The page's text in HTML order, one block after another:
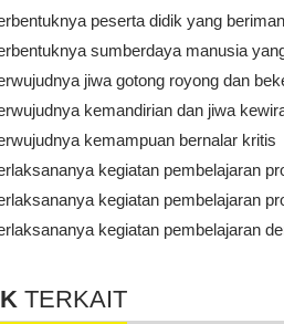
peserta didik yang
sumberdaya manusia
jiwa gotong royong dan
kemandirian dan jiwa
kemampuan bernalar kritis
kegiatan pembelajaran
kegiatan pembelajaran
kegiatan pembelajaran
TERKAIT